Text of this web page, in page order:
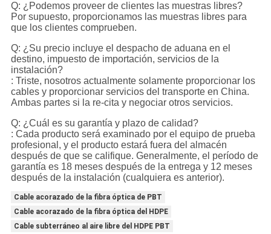
Q: ¿Podemos proveer de clientes las muestras libres?
Por supuesto, proporcionamos las muestras libres para
que los clientes comprueben.
Q: ¿Su precio incluye el despacho de aduana en el
destino, impuesto de importación, servicios de la
instalación?
: Triste, nosotros actualmente solamente proporcionar los
cables y proporcionar servicios del transporte en China.
Ambas partes si la re-cita y negociar otros servicios.
Q: ¿Cuál es su garantía y plazo de calidad?
: Cada producto será examinado por el equipo de prueba
profesional, y el producto estará fuera del almacén
después de que se califique. Generalmente, el período de
garantía es 18 meses después de la entrega y 12 meses
después de la instalación (cualquiera es anterior).
Cable acorazado de la fibra óptica de PBT
Cable acorazado de la fibra óptica del HDPE
Cable subterráneo al aire libre del HDPE PBT